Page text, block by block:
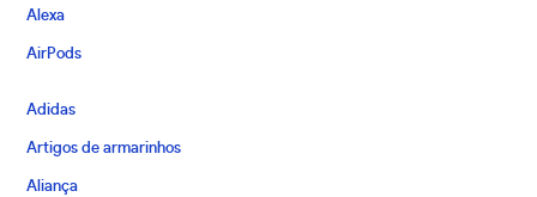
Alexa
AirPods
Adidas
Artigos de armarinhos
Aliança